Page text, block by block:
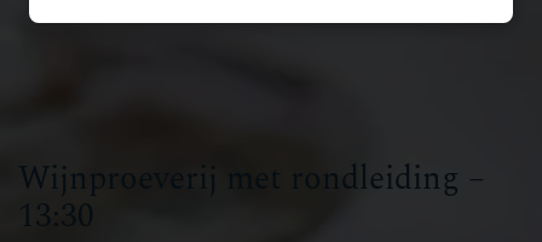
Wijnproeverij met rondleiding –
13:30